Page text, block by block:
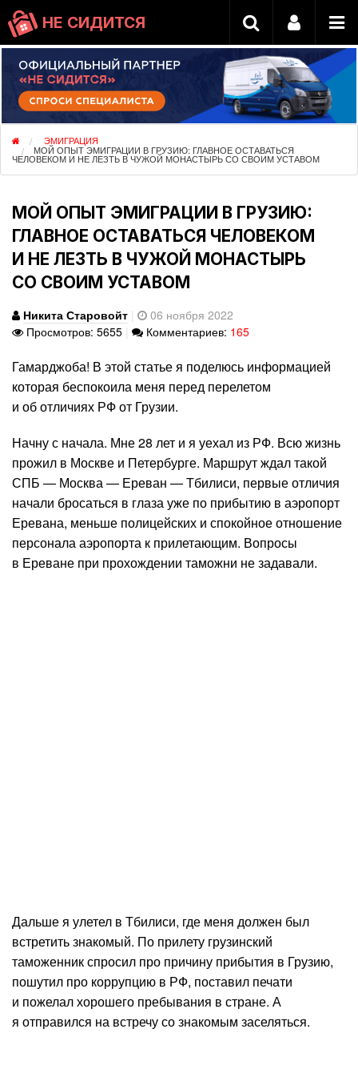
НЕ СИДИТСЯ
ЭМИГРАЦИЯ
МОЙ ОПЫТ ЭМИГРАЦИИ В ГРУЗИЮ: ГЛАВНОЕ ОСТАВАТЬСЯ
ЧЕЛОВЕКОМ И НЕ ЛЕЗТЬ В ЧУЖОЙ МОНАСТЫРЬ СО СВОИМ УСТАВОМ
МОЙ ОПЫТ ЭМИГРАЦИИ В ГРУЗИЮ:
ГЛАВНОЕ ОСТАВАТЬСЯ ЧЕЛОВЕКОМ
И НЕ ЛЕЗТЬ В ЧУЖОЙ МОНАСТЫРЬ
СО СВОИМ УСТАВОМ
Никита Старовойт
06 ноября 2022
Просмотров: 5655
Комментариев: 165
Гамарджоба! В этой статье я поделюсь информацией
которая беспокоила меня перед перелетом
и об отличиях РФ от Грузии.
Начну с начала. Мне 28 лет и я уехал из РФ. Всю жизнь
прожил в Москве и Петербурге. Маршрут ждал такой
СПБ — Москва — Ереван — Тбилиси, первые отличия
начали бросаться в глаза уже по прибытию в аэропорт
Еревана, меньше полицейских и спокойное отношение
персонала аэропорта к прилетающим. Вопросы
в Ереване при прохождении таможни не задавали.
Дальше я улетел в Тбилиси, где меня должен был
встретить знакомый. По прилету грузинский
таможенник спросил про причину прибытия в Грузию,
пошутил про коррупцию в РФ, поставил печати
и пожелал хорошего пребывания в стране. А
я отправился на встречу со знакомым заселяться.